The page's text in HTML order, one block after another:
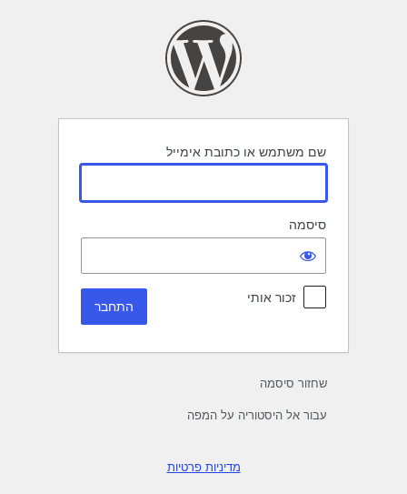
שם משתמש או כתובת אימייל
סיסמה
זכור אותי
שחזור סיסמה
עבור אל היסטוריה על המפה
מדיניות פרטיות